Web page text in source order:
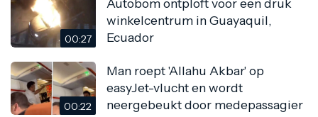
00:27
Autobom ontploft voor een druk
winkelcentrum in Guayaquil,
Ecuador
00:22
Man roept 'Allahu Akbar' op
easyJet-vlucht en wordt
neergebeukt door medepassagier